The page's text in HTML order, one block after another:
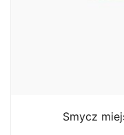
Smycz